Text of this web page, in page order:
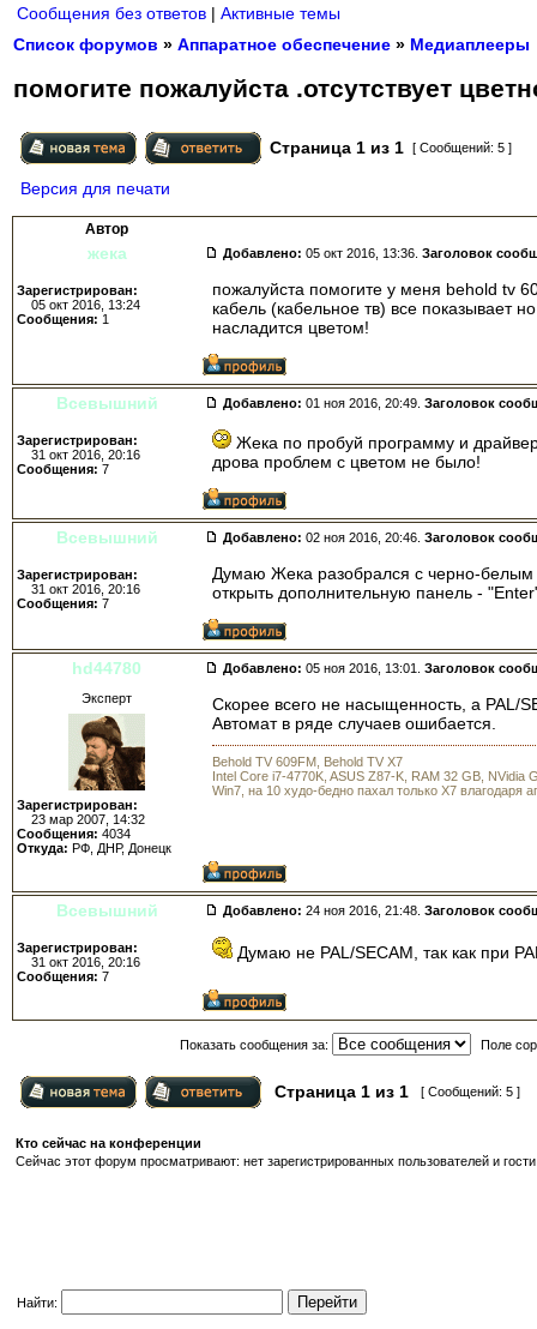
Сообщения без ответов | Активные темы
Список форумов » Аппаратное обеспечение » Медиаплееры
помогите пожалуйста .отсутствует
Страница 1 из 1 [ Сообщений: 5 ]
Версия для печати
Автор
жека Добавлено: 05 окт 2016, 13:36. Заголовок
Зарегистрирован:
05 окт 2016, 13:24
Сообщения: 1
пожалуйста помогите у меня behold tv
кабель (кабельное тв) все показывает
насладится цветом!
Всевышний Добавлено: 01 ноя 2016, 20:49. Заголовок
Зарегистрирован:
31 окт 2016, 20:16
Сообщения: 7
Жека по пробуй программу и
дрова проблем с цветом не было!
Всевышний Добавлено: 02 ноя 2016, 20:46. Заголовок
Зарегистрирован:
31 окт 2016, 20:16
Сообщения: 7
Думаю Жека разобрался с черно-
открыть дополнительную панель -
hd44780 Добавлено: 05 ноя 2016, 13:01. Заголовок
Эксперт
Зарегистрирован:
23 мар 2007, 14:32
Сообщения: 4034
Откуда: РФ, ДНР, Донецк
Скорее всего не насыщенность, а PAL/
Автомат в ряде случаев ошибается.
Behold TV 609FM, Behold TV X7
Intel Core i7-4770K, ASUS Z87-K, RAM 32 GB, NVidia
Win7, на 10 худо-бедно пахал только X7 влагодаря
Всевышний Добавлено: 24 ноя 2016, 21:48. Заголовок
Зарегистрирован:
31 окт 2016, 20:16
Сообщения: 7
Думаю не PAL/SECAM, так как при
Показать сообщения за: Поле
Страница 1 из 1 [ Сообщений: 5 ]
Кто сейчас на конференции
Сейчас этот форум просматривают: нет зарегистрированных пользователей и
Найти: